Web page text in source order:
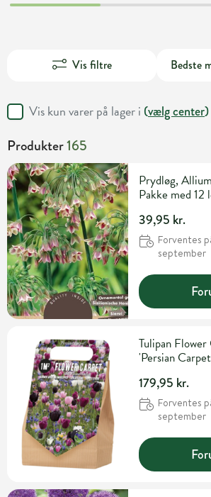
Vis filtre
Vis kun varer på lager i (vælg center)
Produkter165
Prydløg,
Pakke med 12
39,95 kr.
Forventes
september
Tulipan
'Persian
179,95 kr.
Forventes
september